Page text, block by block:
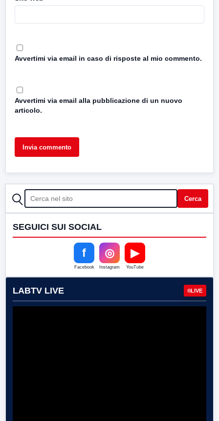
Avvertimi via email in caso di risposte al mio commento.
Avvertimi via email alla pubblicazione di un nuovo
articolo.
CERCA Cerca
SEGUICI SUI SOCIAL
f
Facebook
◎
Instagram
▶
YouTube
LABTV LIVE LIVE